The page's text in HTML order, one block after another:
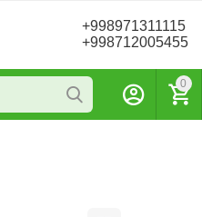
+998971311115
+998712005455
0